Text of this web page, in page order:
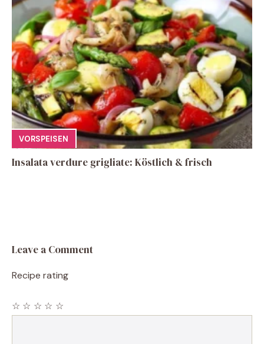
VORSPEISEN
Insalata verdure grigliate: Köstlich & frisch
Leave a Comment
Recipe rating
☆
☆
☆
☆
☆